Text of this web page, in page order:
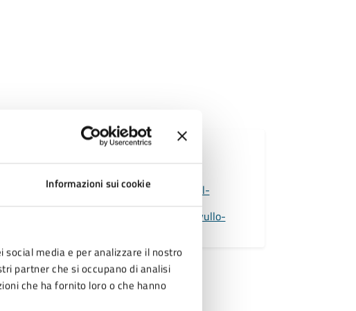
Informazioni sui cookie
media e per analizzare il nostro
partner che si occupano di analisi
che ha fornito loro o che hanno
Piazza Montecuccoli, 1
053629937
E-mail: k.trevisan@comune.pavullo-nel-
frignano.mo.it
comune.pavullo@cert.comune.pavullo-